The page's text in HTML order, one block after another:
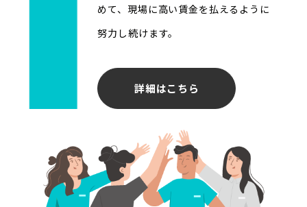
めて、現場に高い賃金を払えるように
努力し続けます。
詳細はこちら